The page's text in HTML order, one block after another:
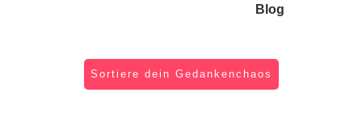
Blog
Sortiere dein Gedankenchaos